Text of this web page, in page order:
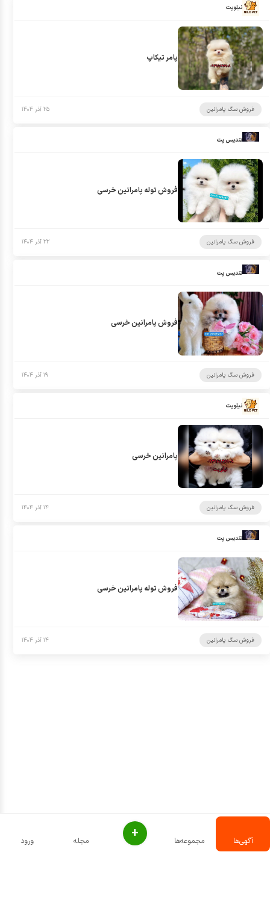
نیلوپت
پامر تیکاپ
فروش سگ پامرانین ۲۵ آذر ۱۴۰۴
تندیس پت
فروش توله پامرانین خرسی
فروش سگ پامرانین ۲۲ آذر ۱۴۰۴
تندیس پت
فروش پامرانین خرسی
فروش سگ پامرانین ۱۹ آذر ۱۴۰۴
نیلوپت
پامرانین خرسی
فروش سگ پامرانین ۱۴ آذر ۱۴۰۴
تندیس پت
فروش توله پامرانین خرسی
فروش سگ پامرانین ۱۴ آذر ۱۴۰۴
ورود مجله + مجموعه‌ها آگهی‌ها